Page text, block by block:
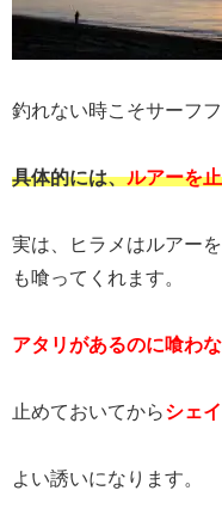
釣れない時こそサーフ
具体的には、ルアーを
実は、ヒラメはルアー
も喰ってくれます。
アタリがあるのに喰わ
止めておいてからシェ
よい誘いになります。